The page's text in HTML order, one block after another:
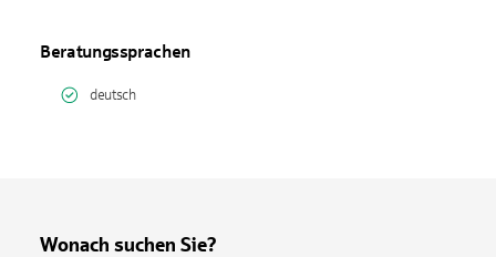
Beratungssprachen
deutsch
Wonach suchen Sie?